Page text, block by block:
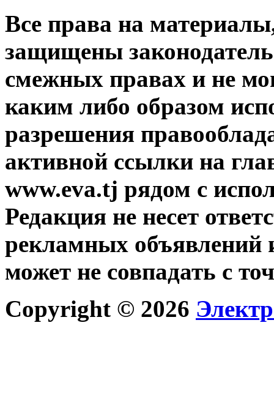
Все права на
защищены
смежных правах и не
каким либо образом
разрешения
активной ссылки на
www.eva.tj рядом с
Редакция не несет
рекламных объявлений
может не совпадать с
Copyright © 2026